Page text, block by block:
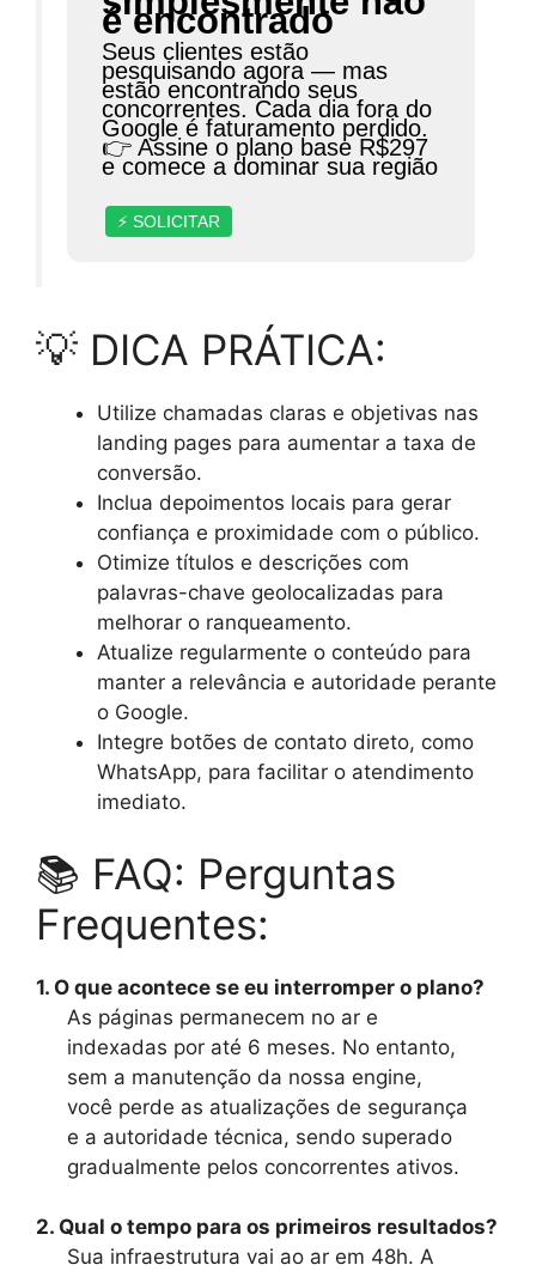
é encontrado
Seus clientes estão
pesquisando agora — mas
estão encontrando seus
concorrentes. Cada dia fora do
Google é faturamento perdido.
👉 Assine o plano base R$297
e comece a dominar sua região
⚡ SOLICITAR
💡 DICA PRÁTICA:
Utilize chamadas claras e objetivas nas
landing pages para aumentar a taxa de
conversão.
Inclua depoimentos locais para gerar
confiança e proximidade com o público.
Otimize títulos e descrições com
palavras-chave geolocalizadas para
melhorar o ranqueamento.
Atualize regularmente o conteúdo para
manter a relevância e autoridade perante
o Google.
Integre botões de contato direto, como
WhatsApp, para facilitar o atendimento
imediato.
📚 FAQ: Perguntas
Frequentes:
1. O que acontece se eu interromper o plano?
As páginas permanecem no ar e
indexadas por até 6 meses. No entanto,
sem a manutenção da nossa engine,
você perde as atualizações de segurança
e a autoridade técnica, sendo superado
gradualmente pelos concorrentes ativos.
2. Qual o tempo para os primeiros resultados?
Sua infraestrutura vai ao ar em 48h. A